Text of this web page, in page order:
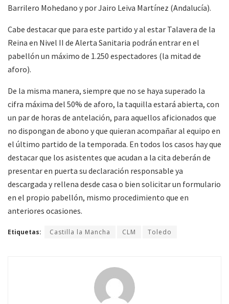
Barrilero Mohedano y por Jairo Leiva Martínez (Andalucía).
Cabe destacar que para este partido y al estar Talavera de la
Reina en Nivel II de Alerta Sanitaria podrán entrar en el
pabellón un máximo de 1.250 espectadores (la mitad de
aforo).
De la misma manera, siempre que no se haya superado la
cifra máxima del 50% de aforo, la taquilla estará abierta, con
un par de horas de antelación, para aquellos aficionados que
no dispongan de abono y que quieran acompañar al equipo en
el último partido de la temporada. En todos los casos hay que
destacar que los asistentes que acudan a la cita deberán de
presentar en puerta su declaración responsable ya
descargada y rellena desde casa o bien solicitar un formulario
en el propio pabellón, mismo procedimiento que en
anteriores ocasiones.
Etiquetas: Castilla la Mancha CLM Toledo